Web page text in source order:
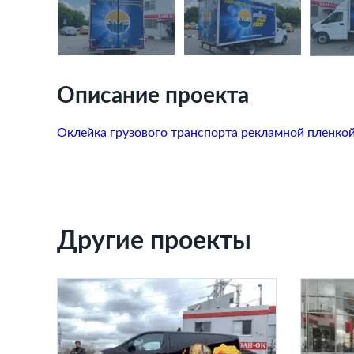
Описание проекта
Оклейка грузового транспорта рекламной
Другие проекты